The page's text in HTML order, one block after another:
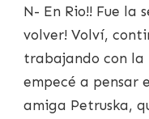
N- En Rio!! Fue la
volver! Volví,
trabajando con la
empecé a pensar
amiga Petruska,